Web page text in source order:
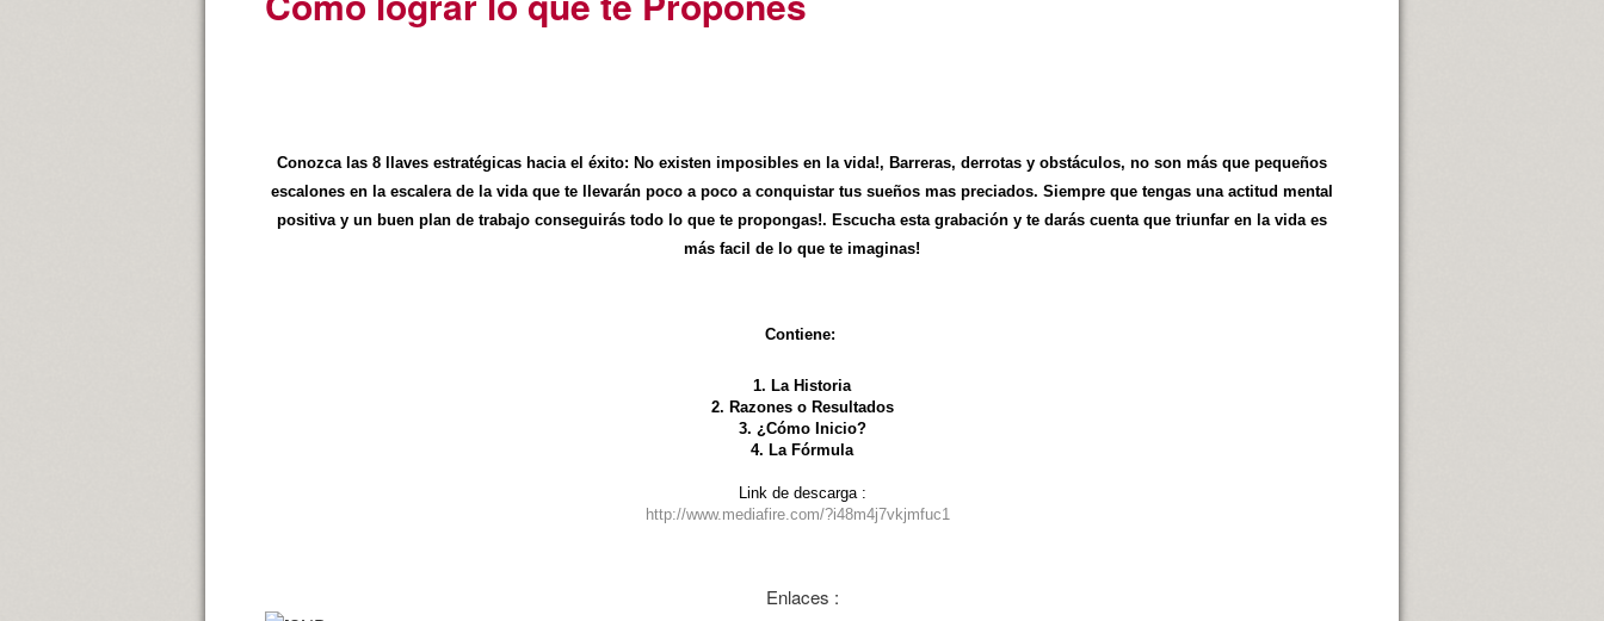
Conozca las 8 llaves estratégicas hacia el éxito: No existen imposibles en la vida!, Barreras, derrotas y obstáculos, no son más que pequeños
escalones en la escalera de la vida que te llevarán poco a poco a conquistar tus sueños mas preciados. Siempre que tengas una actitud mental
positiva y un buen plan de trabajo conseguirás todo lo que te propongas!. Escucha esta grabación y te darás cuenta que triunfar en la vida es
más facil de lo que te imaginas!
Contiene:
1. La Historia
2. Razones o Resultados
3. ¿Cómo Inicio?
4. La Fórmula
Link de descarga :
http://www.mediafire.com/?i48m4j7vkjmfuc1
Enlaces :